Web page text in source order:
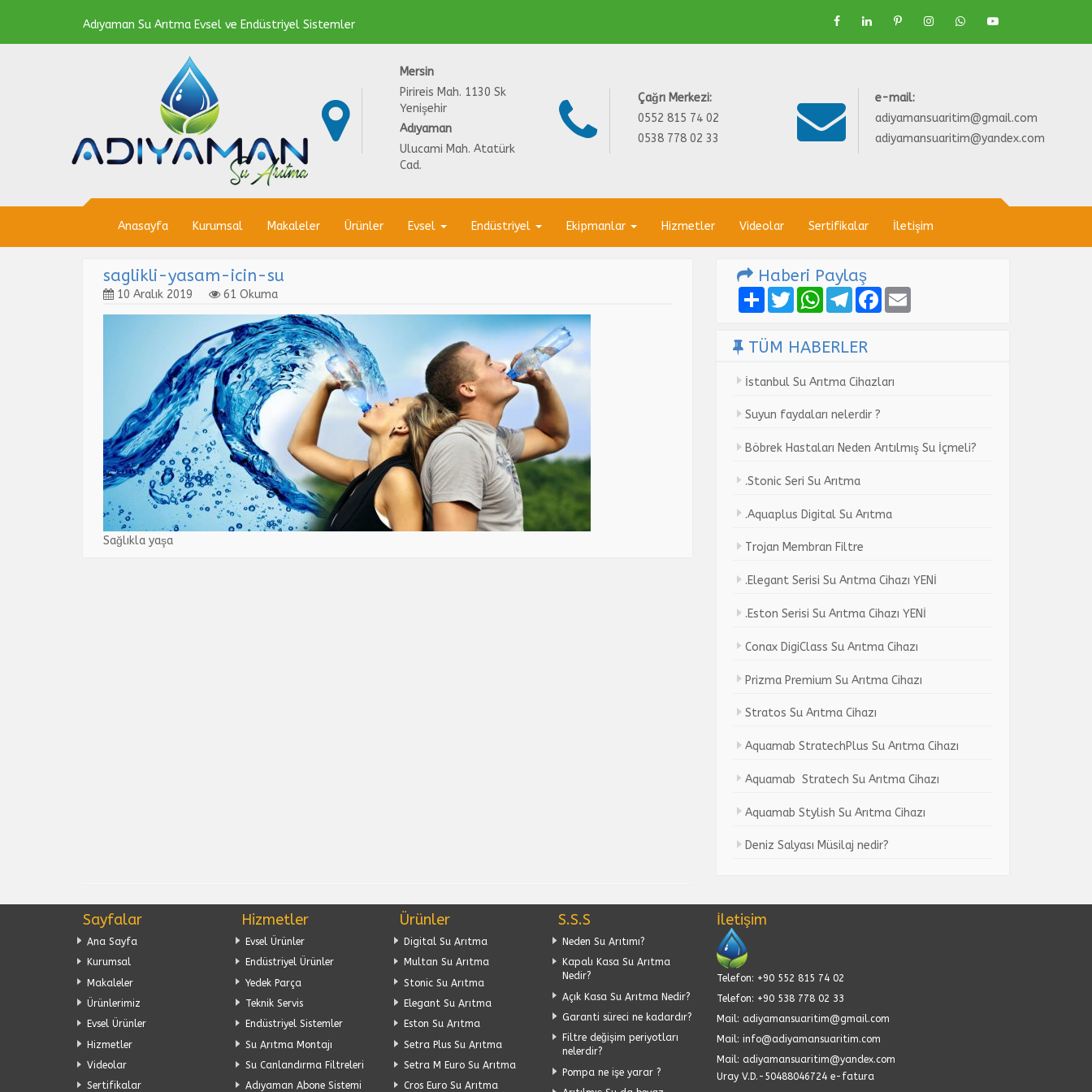
Adıyaman Su Arıtma Evsel ve Endüstriyel Sistemler
Mersin
Pirireis Mah. 1130 Sk
Yenişehir
Adıyaman
Ulucami Mah. Atatürk
Cad.
Çağrı Merkezi:
0552 815 74 02
0538 778 02 33
e-mail:
adiyamansuaritim@gmail.com
adiyamansuaritim@yandex.com
Anasayfa Kurumsal Makaleler Ürünler Evsel Endüstriyel Ekipmanlar Hizmetler Videolar Sertifikalar İletişim
saglikli-yasam-icin-su
10 Aralık 2019 61 Okuma
Sağlıkla yaşa
Haberi Paylaş
Share TwitterWhatsAppTelegramFacebook
TÜM HABERLER
İstanbul Su Arıtma Cihazları
Suyun faydaları nelerdir ?
Böbrek Hastaları Neden Arıtılmış Su İçmeli?
.Stonic Seri Su Arıtma
.Aquaplus Digital Su Arıtma
Trojan Membran Filtre
.Elegant Serisi Su Arıtma Cihazı YENİ
.Eston Serisi Su Arıtma Cihazı YENİ
Conax DigiClass Su Arıtma Cihazı
Prizma Premium Su Arıtma Cihazı
Stratos Su Arıtma Cihazı
Aquamab StratechPlus Su Arıtma Cihazı
Aquamab Stratech Su Arıtma Cihazı
Aquamab Stylish Su Arıtma Cihazı
Deniz Salyası Müsilaj nedir?
Sayfalar
Ana Sayfa
Kurumsal
Makaleler
Ürünlerimiz
Evsel Ürünler
Hizmetler
Videolar
Sertifikalar
Hizmetler
Evsel Ürünler
Endüstriyel Ürünler
Yedek Parça
Teknik Servis
Endüstriyel Sistemler
Su Arıtma Montajı
Su Canlandırma Filtreleri
Adıyaman Abone Sistemi
Ürünler
Digital Su Arıtma
Multan Su Arıtma
Stonic Su Arıtma
Elegant Su Arıtma
Eston Su Arıtma
Setra Plus Su Arıtma
Setra M Euro Su Arıtma
Cros Euro Su Arıtma
S.S.S
Neden Su Arıtımı?
Kapalı Kasa Su Arıtma
Nedir?
Açık Kasa Su Arıtma Nedir?
Garanti süreci ne kadardır?
Filtre değişim periyotları
nelerdir?
Pompa ne işe yarar ?
İletişim
Telefon: +90 552 815 74 02
Telefon: +90 538 778 02 33
Mail: adiyamansuaritim@gmail.com
Mail: info@adiyamansuaritim.com
Mail: adiyamansuaritim@yandex.com
Uray V.D.-50488046724 e-fatura